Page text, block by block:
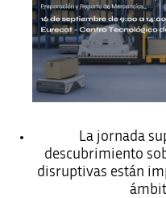
La jornada
descubrimiento
disruptivas están